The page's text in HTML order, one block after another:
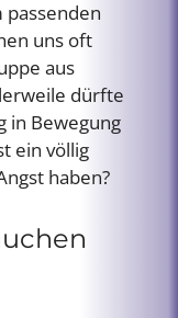
passenden
uns oft
aus
dürfte
in Bewegung
ein völlig
haben?